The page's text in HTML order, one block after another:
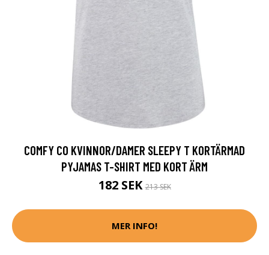
COMFY CO KVINNOR/DAMER SLEEPY T KORTÄRMAD
PYJAMAS T-SHIRT MED KORT ÄRM
182 SEK213 SEK
MER INFO!